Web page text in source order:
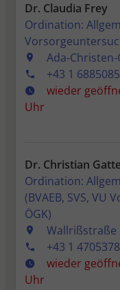
Dr. Claudia Frey
Ordination:
Ada-Christen-
+43 1 6885085
wieder
Uhr
Dr. Christian
Ordination:
(BVAEB, SVS,
ÖGK)
Wallrißstraße
+43 1 4705378
wieder
Uhr